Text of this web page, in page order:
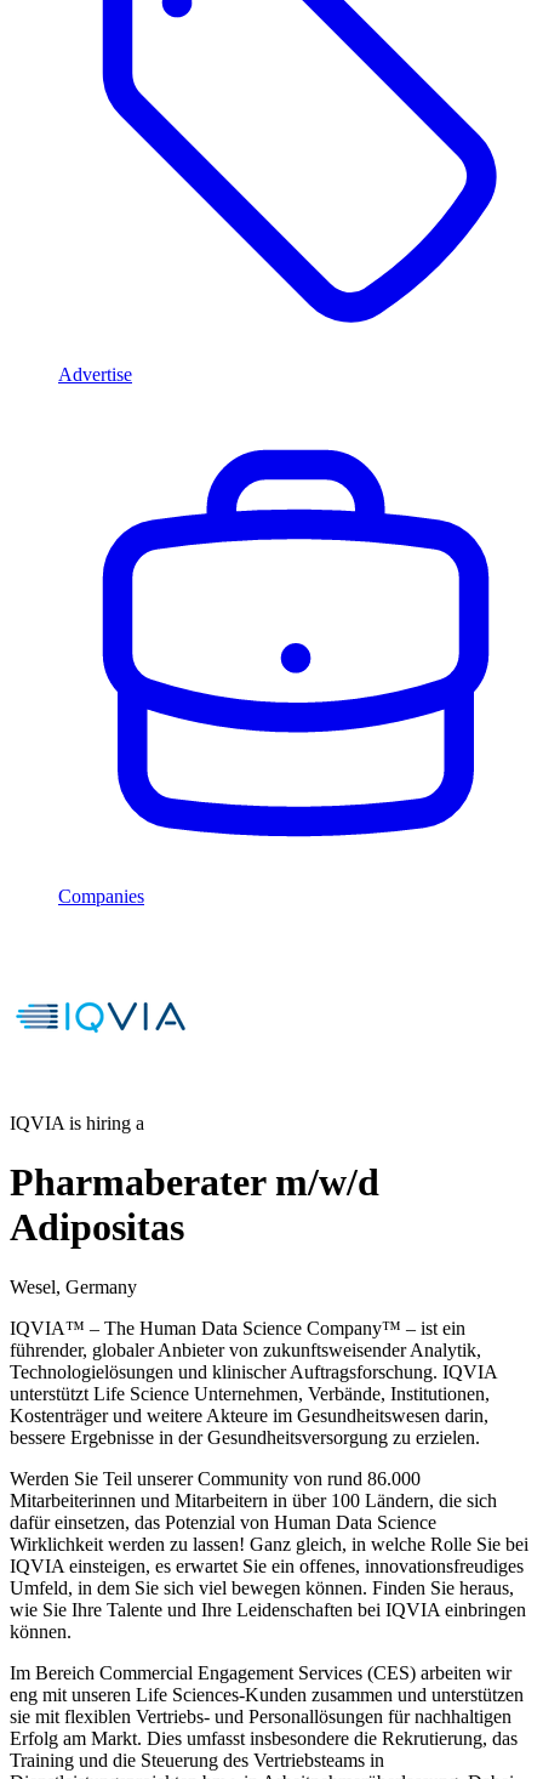
Advertise
Companies
IQVIA is hiring a
Pharmaberater m/w/d
Adipositas
Wesel, Germany
IQVIA™ – The Human Data Science Company™ – ist ein
führender, globaler Anbieter von zukunftsweisender Analytik,
Technologielösungen und klinischer Auftragsforschung. IQVIA
unterstützt Life Science Unternehmen, Verbände, Institutionen,
Kostenträger und weitere Akteure im Gesundheitswesen darin,
bessere Ergebnisse in der Gesundheitsversorgung zu erzielen.
Werden Sie Teil unserer Community von rund 86.000
Mitarbeiterinnen und Mitarbeitern in über 100 Ländern, die sich
dafür einsetzen, das Potenzial von Human Data Science
Wirklichkeit werden zu lassen! Ganz gleich, in welche Rolle Sie bei
IQVIA einsteigen, es erwartet Sie ein offenes, innovationsfreudiges
Umfeld, in dem Sie sich viel bewegen können. Finden Sie heraus,
wie Sie Ihre Talente und Ihre Leidenschaften bei IQVIA einbringen
können.
Im Bereich Commercial Engagement Services (CES) arbeiten wir
eng mit unseren Life Sciences-Kunden zusammen und unterstützen
sie mit flexiblen Vertriebs- und Personallösungen für nachhaltigen
Erfolg am Markt. Dies umfasst insbesondere die Rekrutierung, das
Training und die Steuerung des Vertriebsteams in